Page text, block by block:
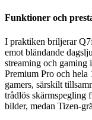
Funktioner och
I praktiken briljerar
emot bländande
streaming och
Premium Pro och
gamers, särskilt
trådlös skärmspegling
bilder, medan Tizen-